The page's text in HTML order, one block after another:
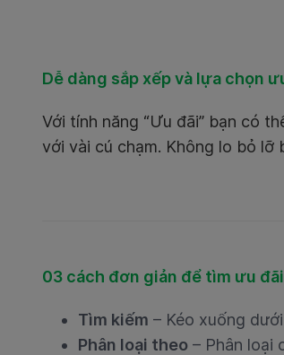
Dễ dàng sắp xếp và lựa chọn
Với tính năng “Ưu đãi” bạn có
với vài cú chạm. Không lo bỏ lỡ
03 cách đơn giản để tìm ưu
Tìm kiếm – Kéo xuống
Phân loại theo – Phân loại